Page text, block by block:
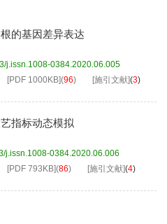
的基因差异表达
j.issn.1008-0384.2020.06.005
[PDF 1000KB](96) [施引文献](3)
指标动态模拟
j.issn.1008-0384.2020.06.006
[PDF 793KB](86) [施引文献](4)